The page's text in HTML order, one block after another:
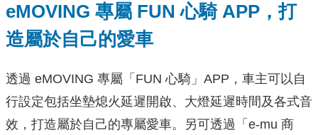
eMOVING 專屬 FUN 心騎 APP，打
造屬於自己的愛車
透過 eMOVING 專屬「FUN 心騎」APP，車主可以自
行設定包括坐墊熄火延遲開啟、大燈延遲時間及各式音
效，打造屬於自己的專屬愛車。另可透過「e-mu 商